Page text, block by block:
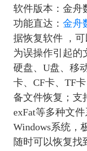
软件版本：金舟
功能直达： 金舟
据恢复软件 ，
为误操作引起的
硬盘、U盘、移
卡、CF卡、TF
备文件恢复；支
exFat等多种文
Windows系统，
随时可以恢复找